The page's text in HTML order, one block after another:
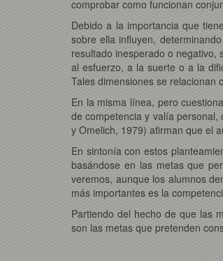
comprobar como funcionan
Debido a la importancia que
sobre ella influyen,
resultado inesperado o negativo,
al esfuerzo, a la suerte o a la
Tales dimensiones se relacionan
En la misma línea, pero
de competencia y valía
y Omelich, 1979) afirman que el
En sintonía con estos
basándose en las metas que
veremos, aunque los alumnos
más importantes es la
Partiendo del hecho de que las
son las metas que pretenden